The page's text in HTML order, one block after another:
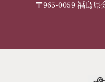
〒965-0059 福島県